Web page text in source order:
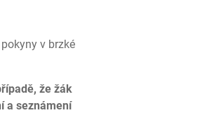
v brzké
že žák
a seznámení